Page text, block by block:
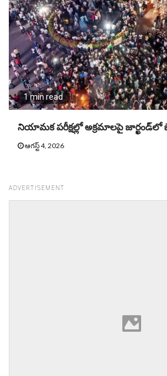
1 min read
నియామక పరీక్షల్లో అక్రమాలపై జార్ఖండ్‌లో
ఆగస్ట్ 4, 2026
ADVERTISEMENT